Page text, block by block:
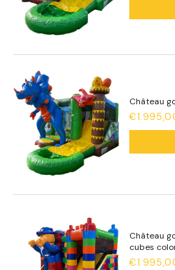
Château
Château
cubes